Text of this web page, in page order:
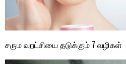
சரும வறட்சியை தடுக்கும் 7 வழிகள்